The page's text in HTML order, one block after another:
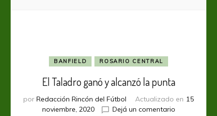
BANFIELD ROSARIO CENTRAL
El Taladro ganó y alcanzó la punta
por Redacción Rincón del Fútbol Actualizado en 15
noviembre, 2020
Dejá un comentarioen